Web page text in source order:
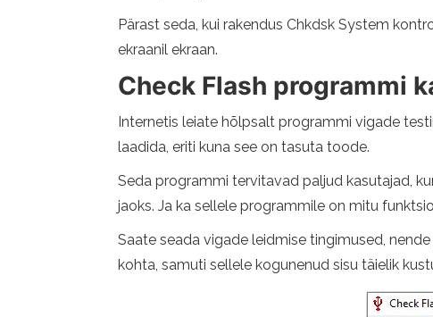
Pärast seda, kui rakendus Chkdsk System
ekraanil ekraan.
Check Flash programmi
Internetis leiate hõlpsalt programmi vigade
laadida, eriti kuna see on tasuta toode.
Seda programmi tervitavad paljud kasutajad,
jaoks. Ja ka sellele programmile on mitu
Saate seada vigade leidmise tingimused,
kohta, samuti sellele kogunenud sisu täielik